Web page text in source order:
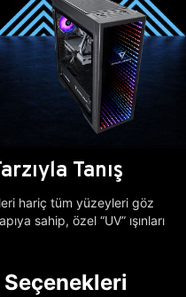
Tanış
hariç tüm yüzeyleri göz
sahip, özel “UV” ışınları